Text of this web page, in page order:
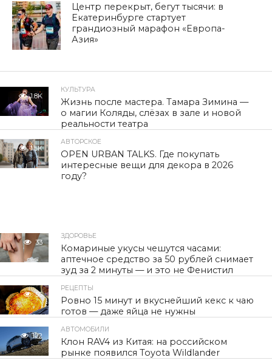
Центр перекрыт, бегут тысячи: в
Екатеринбурге стартует
грандиозный марафон «Европа-
Азия»
1.8K
КУЛЬТУРА
Жизнь после мастера. Тамара Зимина —
о магии Коляды, слёзах в зале и новой
реальности театра
1.5K
АВТОРСКОЕ
OPEN URBAN TALKS. Где покупать
интересные вещи для декора в 2026
году?
33
ЗДОРОВЬЕ
Комариные укусы чешутся часами:
аптечное средство за 50 рублей снимает
зуд за 2 минуты — и это не Фенистил
50
РЕЦЕПТЫ
Ровно 15 минут и вкуснейший кекс к чаю
готов — даже яйца не нужны
102
АВТОМОБИЛИ
Клон RAV4 из Китая: на российском
рынке появился Toyota Wildlander